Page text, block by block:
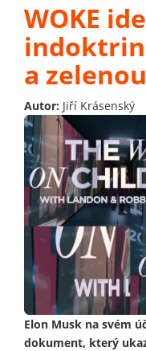
WOKE
a
Autor: Jiří Krásenský
Elon Musk na svém
dokument, který